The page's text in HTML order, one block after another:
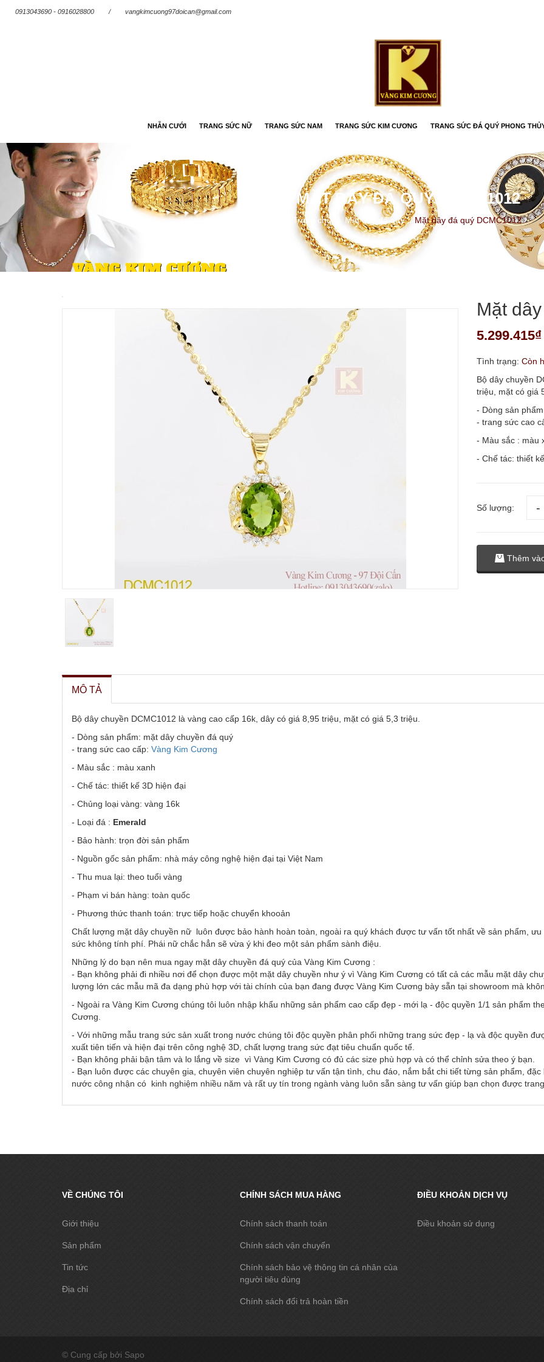
0913043690 - 0916028800 /
vangkimcuong97doican@gmail.com
NHẪN CƯỚI TRANG SỨC NỮ TRANG SỨC NAM TRANG SỨC KIM CƯƠNG TRANG SỨC ĐÁ QUÝ PHONG
MẶT DÂY ĐÁ QUÝ DCMC1012
Trang chủ Mặt dây đá quý / Mặt dây đá quý DCMC1012
Mặt
5.299.415₫
Tình trạng: Còn
Bộ dây chuyền
triệu, mặt có giá
- Dòng sản
- trang sức cao
- Màu sắc : màu
- Chế tác: thiết kế
Số lượng:
Thêm
MÔ TẢ
Bộ dây chuyền DCMC1012 là vàng cao cấp 16k, dây có giá 8,95 triệu, mặt có giá 5,3 triệu.
- Dòng sản phẩm: mặt dây chuyền đá quý
- trang sức cao cấp: Vàng Kim Cương
- Màu sắc : màu xanh
- Chế tác: thiết kế 3D hiện đại
- Chủng loại vàng: vàng 16k
- Loại đá : Emerald
- Bảo hành: trọn đời sản phẩm
- Nguồn gốc sản phẩm: nhà máy công nghệ hiện đại tại Việt Nam
- Thu mua lại: theo tuổi vàng
- Phạm vi bán hàng: toàn quốc
- Phương thức thanh toán: trực tiếp hoặc chuyển khooản
Chất lượng mặt dây chuyền nữ luôn được bảo hành hoàn toàn, ngoài ra quý khách được tư vấn tốt nhất về sản phẩm,
sức không tính phí. Phái nữ chắc hẳn sẽ vừa ý khi đeo một sản phẩm sành điệu.
Những lý do bạn nên mua ngay mặt dây chuyền đá quý của Vàng Kim Cương :
- Bạn không phải đi nhiều nơi để chọn được một mặt dây chuyền như ý vì Vàng Kim Cương có tất cả các mẫu mặt dây
lượng lớn các mẫu mã đa dạng phù hợp với tài chính của bạn đang được Vàng Kim Cương bày sẵn tại showroom mà
- Ngoài ra Vàng Kim Cương chúng tôi luôn nhập khẩu những sản phẩm cao cấp đẹp - mới lạ - độc quyền 1/1 sản phẩm
Cương.
- Với những mẫu trang sức sản xuất trong nước chúng tôi độc quyền phân phối những trang sức đẹp - lạ và độc quyền
xuất tiên tiến và hiện đại trên công nghệ 3D, chất lượng trang sức đạt tiêu chuẩn quốc tế.
- Bạn không phải bận tâm và lo lắng về size vì Vàng Kim Cương có đủ các size phù hợp và có thể chỉnh sửa theo ý bạn.
- Bạn luôn được các chuyên gia, chuyên viên chuyên nghiệp tư vấn tận tình, chu đáo, nắm bắt chi tiết từng sản phẩm,
nước công nhận có kinh nghiệm nhiều năm và rất uy tín trong ngành vàng luôn sẵn sàng tư vấn giúp bạn chọn được
VỀ CHÚNG TÔI
Giới thiệu
Sản phẩm
Tin tức
Địa chỉ
CHÍNH SÁCH MUA HÀNG
Chính sách thanh toán
Chính sách vận chuyển
Chính sách bảo vệ thông tin cá nhân của
người tiêu dùng
Chính sách đổi trả hoàn tiền
ĐIỀU KHOẢN DỊCH VỤ
Điều khoản sử dụng
© Cung cấp bởi Sapo